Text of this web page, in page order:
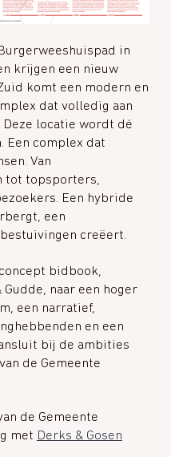
in
krijgen een nieuw
komt een modern en
dat volledig aan
locatie wordt dé
Een complex dat
Van
tot topsporters,
Een hybride
een
creëert.
bidbook,
naar een hoger
een narratief,
en een
bij de ambities
de Gemeente
de Gemeente
met Derks & Gosen